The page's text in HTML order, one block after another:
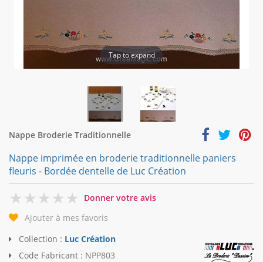
Tap to expand
Nappe Broderie Traditionnelle
Nappe imprimée en broderie traditionnelle paniers
fleuris - Bordée dentelle de Luc Création
0
Donner votre avis
Ajouter à mes favoris
Collection : Luc Création
Code Fabricant : NPP803